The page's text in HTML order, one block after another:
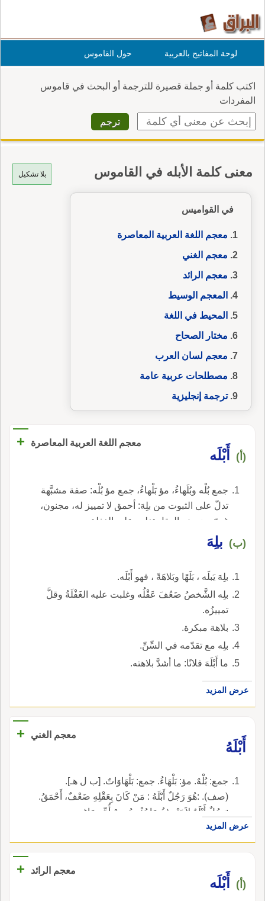
لوحة المفاتيح بالعربية حول القاموس
اكتب كلمة أو جملة قصيرة للترجمة أو البحث في قاموس
المفردات
بلا تشكيل معنى كلمة الأبله في القاموس
في القواميس
معجم اللغة العربية المعاصرة
معجم الغني
معجم الرائد
المعجم الوسيط
المحيط في اللغة
مختار الصحاح
معجم لسان العرب
مصطلحات عربية عامة
ترجمة إنجليزية
معجم اللغة العربية المعاصرة +
(أ) أَبْلَه
جمع بُلْه وبُلَهاءُ، مؤ بَلْهاءُ، جمع مؤ بُلْه: صفة مشبَّهة
تدلّ على الثبوت من بلِهَ: أحمق لا تمييز له، مجنون،
غبيّ، ضعيف العقل تغلب عليه الغفلة.
(ب) بلِهَ
بلِهَ يَبلَه ، بَلَهًا وبَلاهَةً ، فهو أَبْلَه.
بلِه الشَّخصُ ضَعُفَ عَقْلُه وغلبت عليه الغَفْلَةُ وقلَّ
تمييزُه.
بلاهة مبكرة.
بلِه مع تقدّمه في السِّنِّ.
ما أَبْلَهَ فلانًا: ما أشدَّ بلاهته.
عرض المزيد
معجم الغني
+
أَبْلَهُ
جمع: بُلْهٌ. مؤ: بَلْهَاءُ. جمع: بَلْهَاوَاتٌ. [ب ل هـ].
(صف). :هُوَ رَجُلٌ أَبْلَهُ : مَنْ كَانَ بِعَقْلِهِ ضَعْفٌ، أَحْمَقُ.
:رَجُلٌ أَبْلَهُ لاَ يَعْرِفُ مَا يُخْرِجُ مِنْ أُمِّ دِمَاغِهِ.
(التوحيدي).
عرض المزيد
معجم الرائد +
(أ) أَبْلَه